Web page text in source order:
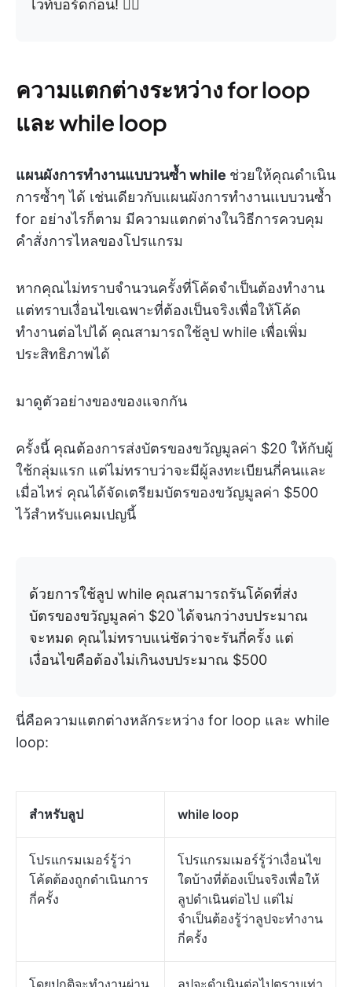
ไวท์บอร์ดก่อน! 👇🏼
ความแตกต่างระหว่าง for loop
และ while loop
แผนผังการทำงานแบบวนซ้ำ while ช่วยให้คุณดำเนิน
การซ้ำๆ ได้ เช่นเดียวกับแผนผังการทำงานแบบวนซ้ำ
for อย่างไรก็ตาม มีความแตกต่างในวิธีการควบคุม
คำสั่งการไหลของโปรแกรม
หากคุณไม่ทราบจำนวนครั้งที่โค้ดจำเป็นต้องทำงาน
แต่ทราบเงื่อนไขเฉพาะที่ต้องเป็นจริงเพื่อให้โค้ด
ทำงานต่อไปได้ คุณสามารถใช้ลูป while เพื่อเพิ่ม
ประสิทธิภาพได้
มาดูตัวอย่างของของแจกกัน
ครั้งนี้ คุณต้องการส่งบัตรของขวัญมูลค่า $20 ให้กับผู้
ใช้กลุ่มแรก แต่ไม่ทราบว่าจะมีผู้ลงทะเบียนกี่คนและ
เมื่อไหร่ คุณได้จัดเตรียมบัตรของขวัญมูลค่า $500
ไว้สำหรับแคมเปญนี้
ด้วยการใช้ลูป while คุณสามารถรันโค้ดที่ส่ง
บัตรของขวัญมูลค่า $20 ได้จนกว่างบประมาณ
จะหมด คุณไม่ทราบแน่ชัดว่าจะรันกี่ครั้ง แต่
เงื่อนไขคือต้องไม่เกินงบประมาณ $500
นี่คือความแตกต่างหลักระหว่าง for loop และ while
loop:
สำหรับลูป while loop
โปรแกรมเมอร์รู้ว่า
โค้ดต้องถูกดำเนินการ
กี่ครั้ง
โปรแกรมเมอร์รู้ว่าเงื่อนไข
ใดบ้างที่ต้องเป็นจริงเพื่อให้
ลูปดำเนินต่อไป แต่ไม่
จำเป็นต้องรู้ว่าลูปจะทำงาน
กี่ครั้ง
โดยปกติจะทำงานผ่าน ลูปจะดำเนินต่อไปตราบเท่า